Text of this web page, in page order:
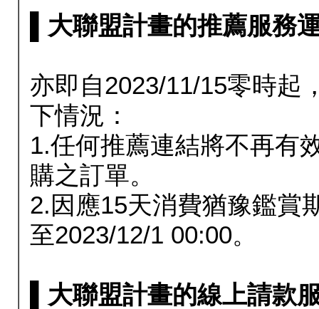
▌大聯盟計畫的推薦服務
亦即自2023/11/15零時起
下情況：
1.任何推薦連結將不再有
購之訂單。
2.因應15天消費猶豫鑑賞
至2023/12/1 00:00。
▌大聯盟計畫的線上請款